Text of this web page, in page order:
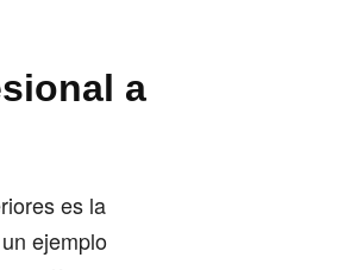
a
es la
ejemplo